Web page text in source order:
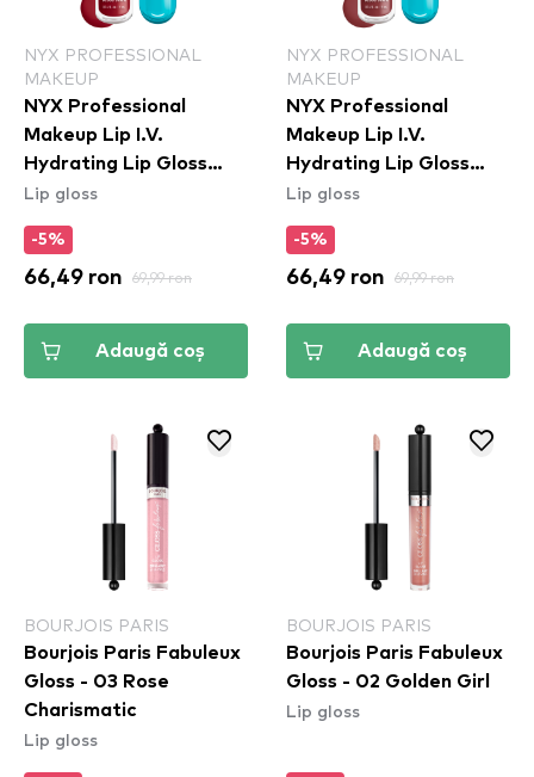
NYX PROFESSIONAL
MAKEUP
NYX Professional
Makeup Lip I.V.
Hydrating Lip Gloss
Stain - 10 Berry Thirsty
Lip gloss
-5%
66,49 ron 69,99 ron
Adaugă coș
NYX PROFESSIONAL
MAKEUP
NYX Professional
Makeup Lip I.V.
Hydrating Lip Gloss
Stain - 02 Hydra Honey
Lip gloss
-5%
66,49 ron 69,99 ron
Adaugă coș
BOURJOIS PARIS
Bourjois Paris Fabuleux
Gloss - 03 Rose
Charismatic
Lip gloss
BOURJOIS PARIS
Bourjois Paris Fabuleux
Gloss - 02 Golden Girl
Lip gloss